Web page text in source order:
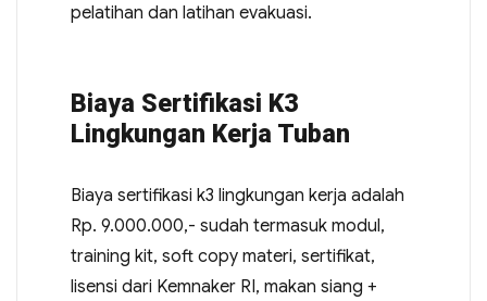
pelatihan dan latihan evakuasi.
Biaya Sertifikasi K3
Lingkungan Kerja Tuban
Biaya sertifikasi k3 lingkungan kerja adalah
Rp. 9.000.000,- sudah termasuk modul,
training kit, soft copy materi, sertifikat,
lisensi dari Kemnaker RI, makan siang +